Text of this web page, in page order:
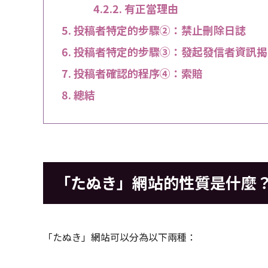
有正當理由
投稿者特定的步驟②：禁止刪除日誌
投稿者特定的步驟③：發起發信者資訊
投稿者確認的程序④：索賠
總結
「たぬき」網站的性質是什麼？
「たぬき」網站可以分為以下兩種：